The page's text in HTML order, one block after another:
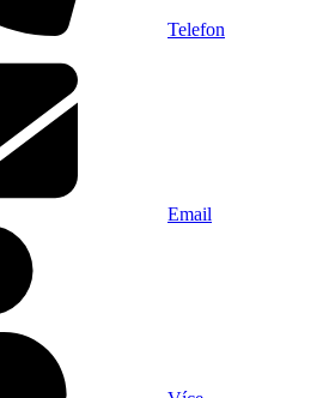
Telefon
Email